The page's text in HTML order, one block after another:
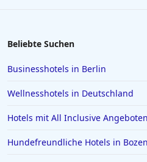
Beliebte Suchen
Businesshotels in Berlin
Wellnesshotels in Deutschland
Hotels mit All Inclusive
Hundefreundliche Hotels in Bozen